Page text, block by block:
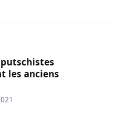
putschistes
les anciens